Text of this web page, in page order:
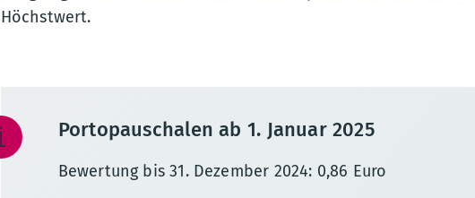
Höchstwert.
Portopauschalen ab 1. Januar 2025
Bewertung bis 31. Dezember 2024: 0,86 Euro